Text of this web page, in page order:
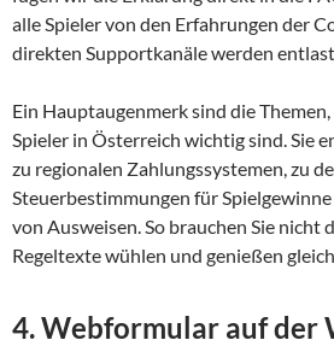
alle Spieler von den Erfahrungen der
direkten Supportkanäle werden
Ein Hauptaugenmerk sind die
Spieler in Österreich wichtig sind. Sie
zu regionalen Zahlungssystemen, zu
Steuerbestimmungen für
von Ausweisen. So brauchen Sie nicht
Regeltexte wühlen und genießen
4. Webformular auf der